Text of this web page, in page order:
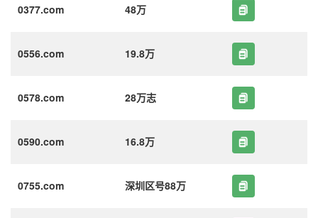
0377.com 48万
0556.com 19.8万
0578.com 28万志
0590.com 16.8万
0755.com 深圳区号88万